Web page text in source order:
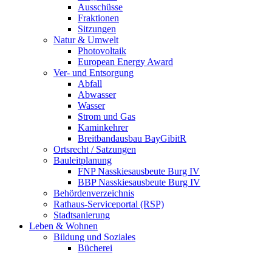
Ausschüsse
Fraktionen
Sitzungen
Natur & Umwelt
Photovoltaik
European Energy Award
Ver- und Entsorgung
Abfall
Abwasser
Wasser
Strom und Gas
Kaminkehrer
Breitbandausbau BayGibitR
Ortsrecht / Satzungen
Bauleitplanung
FNP Nasskiesausbeute Burg IV
BBP Nasskiesausbeute Burg IV
Behördenverzeichnis
Rathaus-Serviceportal (RSP)
Stadtsanierung
Leben & Wohnen
Bildung und Soziales
Bücherei